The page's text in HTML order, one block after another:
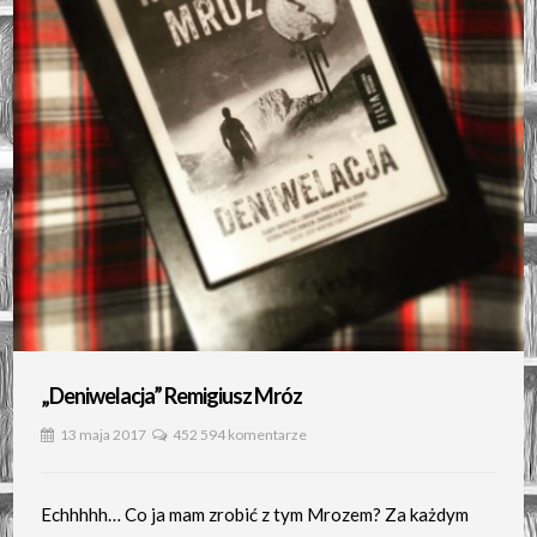
„Deniwelacja” Remigiusz Mróz
13 maja 2017 452 594 komentarze
Echhhhh… Co ja mam zrobić z tym Mrozem? Za każdym